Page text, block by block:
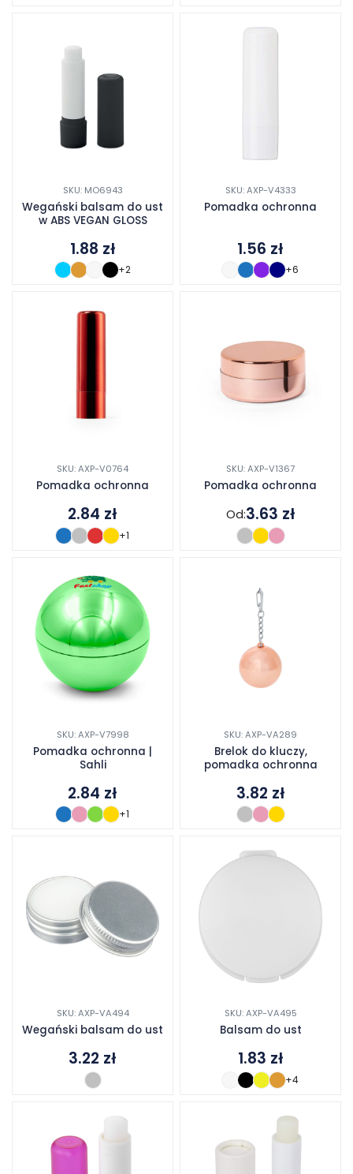
SKU: MO6943
Wegański balsam do ust
w ABS VEGAN GLOSS
1.88 zł
+2
SKU: AXP-V4333
Pomadka ochronna
1.56 zł
+6
SKU: AXP-V0764
Pomadka ochronna
2.84 zł
+1
SKU: AXP-V1367
Pomadka ochronna
Od:3.63 zł
SKU: AXP-V7998
Pomadka ochronna |
Sahli
2.84 zł
+1
SKU: AXP-VA289
Brelok do kluczy,
pomadka ochronna
3.82 zł
SKU: AXP-VA494
Wegański balsam do ust
3.22 zł
SKU: AXP-VA495
Balsam do ust
1.83 zł
+4